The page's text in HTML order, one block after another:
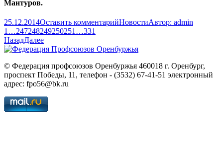
Мантуров.
25.12.2014Оставить комментарийНовостиАвтор: admin
1 …247248249250251 …331
НазадДалее
© Федерация профсоюзов Оренбуржья 460018 г. Оренбург,
проспект Победы, 11, телефон - (3532) 67-41-51 электронный
адрес: fpo56@bk.ru